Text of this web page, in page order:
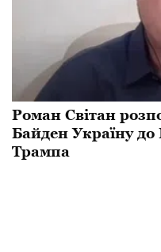
Роман Світан
Байден Україну
Трампа